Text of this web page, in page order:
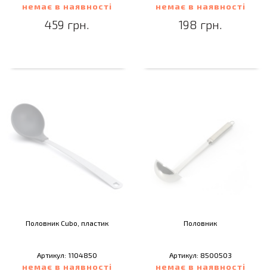
немає в наявності
459 грн.
немає в наявності
198 грн.
Половник Cubo, пластик
Артикул: 1104850
немає в наявності
Половник
Артикул: 8500503
немає в наявності